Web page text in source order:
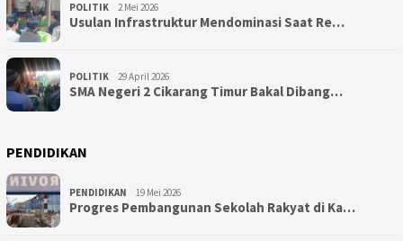
POLITIK 2 Mei 2026
Usulan Infrastruktur Mendominasi Saat Re…
POLITIK 29 April 2026
SMA Negeri 2 Cikarang Timur Bakal Dibang…
PENDIDIKAN
PENDIDIKAN 19 Mei 2026
Progres Pembangunan Sekolah Rakyat di Ka…